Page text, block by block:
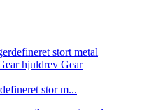
stor m...